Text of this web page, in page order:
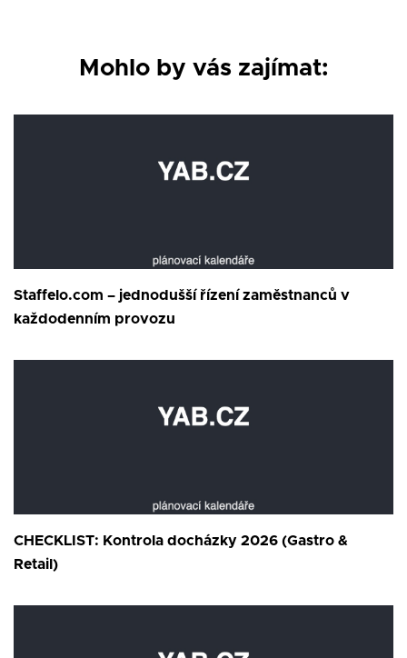
Mohlo by vás zajímat:
Staffelo.com – jednodušší řízení zaměstnanců v
každodenním provozu
CHECKLIST: Kontrola docházky 2026 (Gastro &
Retail)